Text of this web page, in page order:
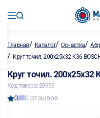
Главная/ Каталог/Оснастка/
/ Круг точил. 200х25х32 К36
Круг точил. 200х25х32
Код товара: 20956
0 0 отзывов